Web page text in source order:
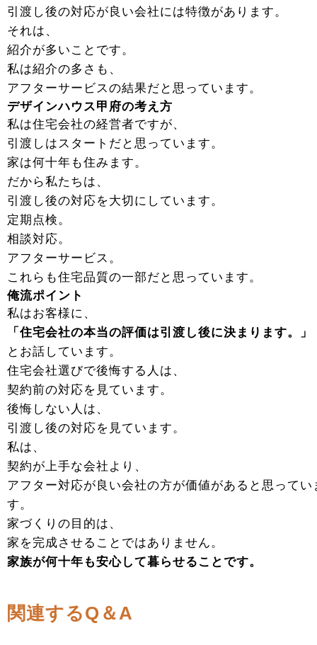
引渡し後の対応が良い会社には特徴があります。
それは、
紹介が多いことです。
私は紹介の多さも、
アフターサービスの結果だと思っています。
デザインハウス甲府の考え方
私は住宅会社の経営者ですが、
引渡しはスタートだと思っています。
家は何十年も住みます。
だから私たちは、
引渡し後の対応を大切にしています。
定期点検。
相談対応。
アフターサービス。
これらも住宅品質の一部だと思っています。
俺流ポイント
私はお客様に、
「住宅会社の本当の評価は引渡し後に決まります。」
とお話しています。
住宅会社選びで後悔する人は、
契約前の対応を見ています。
後悔しない人は、
引渡し後の対応を見ています。
私は、
契約が上手な会社より、
アフター対応が良い会社の方が価値があると思ってい
す。
家づくりの目的は、
家を完成させることではありません。
家族が何十年も安心して暮らせることです。
関連するQ＆A